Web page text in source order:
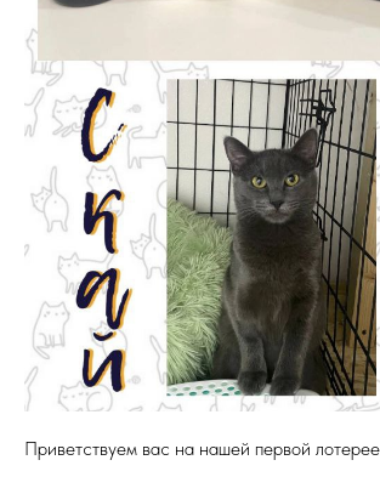
Приветствуем вас на нашей первой